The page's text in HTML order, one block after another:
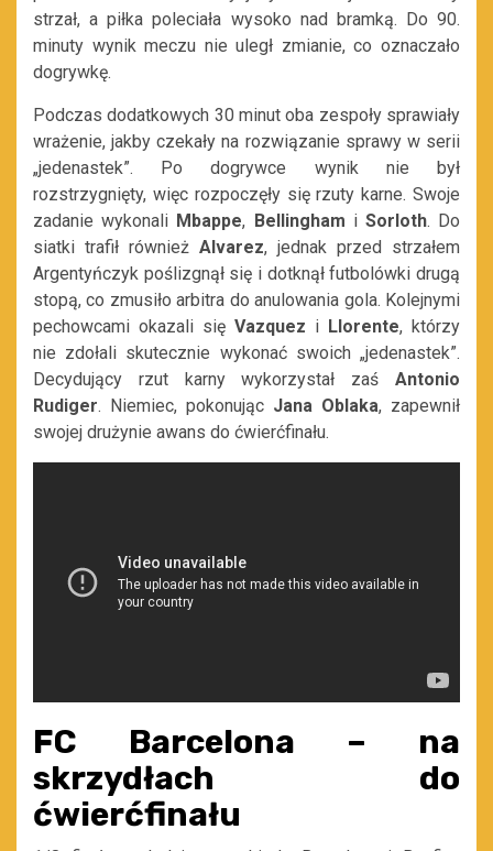
strzał, a piłka poleciała wysoko nad bramką. Do 90.
minuty wynik meczu nie uległ zmianie, co oznaczało
dogrywkę.
Podczas dodatkowych 30 minut oba zespoły sprawiały
wrażenie, jakby czekały na rozwiązanie sprawy w serii
„jedenastek”. Po dogrywce wynik nie był
rozstrzygnięty, więc rozpoczęły się rzuty karne. Swoje
zadanie wykonali Mbappe, Bellingham i Sorloth. Do
siatki trafił również Alvarez, jednak przed strzałem
Argentyńczyk poślizgnął się i dotknął futbolówki drugą
stopą, co zmusiło arbitra do anulowania gola. Kolejnymi
pechowcami okazali się Vazquez i Llorente, którzy
nie zdołali skutecznie wykonać swoich „jedenastek”.
Decydujący rzut karny wykorzystał zaś Antonio
Rudiger. Niemiec, pokonując Jana Oblaka, zapewnił
swojej drużynie awans do ćwierćfinału.
FC Barcelona – na
skrzydłach do
ćwierćfinału